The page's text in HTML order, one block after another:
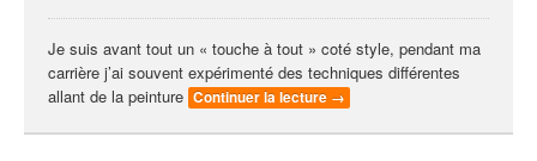
Je suis avant tout un « touche à tout » coté style, pendant ma
carrière j’ai souvent expérimenté des techniques différentes
allant de la peinture Continuer la lecture →